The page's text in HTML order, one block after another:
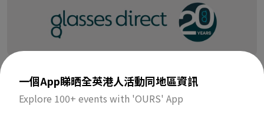
配有度數眼鏡 £14 兩副包送貨
即日起至 5月15日，用優惠碼 MSEMAY25 可購買兩副眼鏡配埋
度數只需 £14 (原價£49一副)，另免運費及鏡片升級套裝半價優
一個App睇晒全英港人活動同地區資訊
Explore 100+ events with 'OURS' App